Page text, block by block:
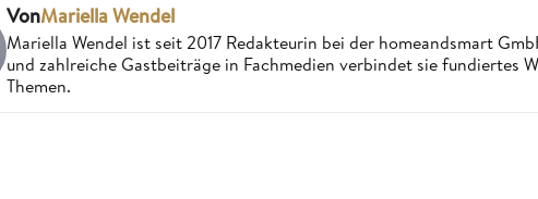
VonMariella Wendel
Mariella Wendel ist seit 2017 Redakteurin bei der homeandsmart
und zahlreiche Gastbeiträge in Fachmedien verbindet sie fundiertes
Themen.